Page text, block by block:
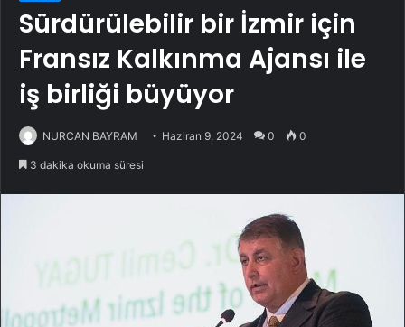
Sürdürülebilir bir İzmir için
Fransız Kalkınma Ajansı ile
iş birliği büyüyor
NURCAN BAYRAM Haziran 9, 2024 0 0
3 dakika okuma süresi